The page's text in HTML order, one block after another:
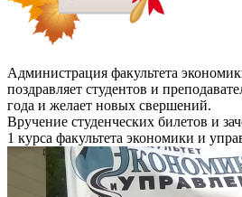
Администрация факультета
поздравляет студентов и
года и желает новых свершений.
Вручение студенческих билетов и
1 курса факультета экономики и